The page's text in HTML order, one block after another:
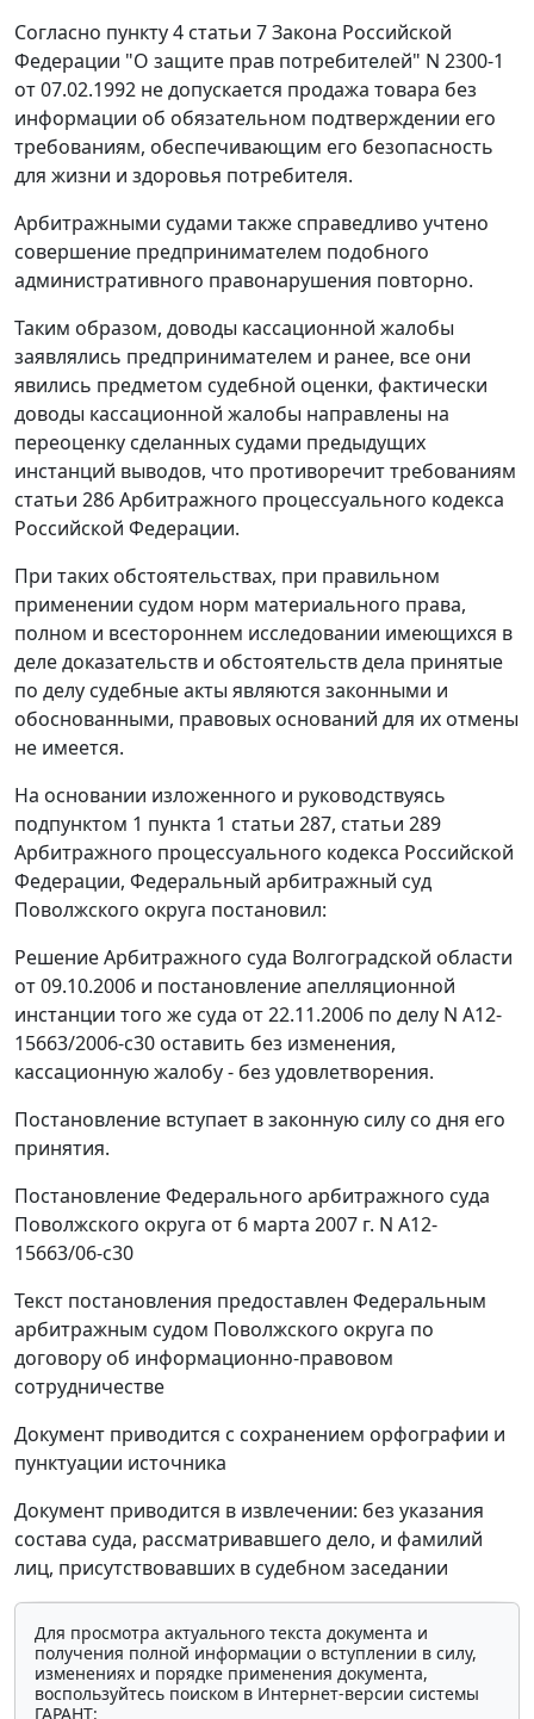
Согласно пункту 4 статьи 7 Закона Российской
Федерации "О защите прав потребителей" N 2300-1
от 07.02.1992 не допускается продажа товара без
информации об обязательном подтверждении его
требованиям, обеспечивающим его безопасность
для жизни и здоровья потребителя.
Арбитражными судами также справедливо учтено
совершение предпринимателем подобного
административного правонарушения повторно.
Таким образом, доводы кассационной жалобы
заявлялись предпринимателем и ранее, все они
явились предметом судебной оценки, фактически
доводы кассационной жалобы направлены на
переоценку сделанных судами предыдущих
инстанций выводов, что противоречит требованиям
статьи 286 Арбитражного процессуального кодекса
Российской Федерации.
При таких обстоятельствах, при правильном
применении судом норм материального права,
полном и всестороннем исследовании имеющихся в
деле доказательств и обстоятельств дела принятые
по делу судебные акты являются законными и
обоснованными, правовых оснований для их отмены
не имеется.
На основании изложенного и руководствуясь
подпунктом 1 пункта 1 статьи 287, статьи 289
Арбитражного процессуального кодекса Российской
Федерации, Федеральный арбитражный суд
Поволжского округа постановил:
Решение Арбитражного суда Волгоградской области
от 09.10.2006 и постановление апелляционной
инстанции того же суда от 22.11.2006 по делу N А12-
15663/2006-с30 оставить без изменения,
кассационную жалобу - без удовлетворения.
Постановление вступает в законную силу со дня его
принятия.
Постановление Федерального арбитражного суда
Поволжского округа от 6 марта 2007 г. N А12-
15663/06-с30
Текст постановления предоставлен Федеральным
арбитражным судом Поволжского округа по
договору об информационно-правовом
сотрудничестве
Документ приводится с сохранением орфографии и
пунктуации источника
Документ приводится в извлечении: без указания
состава суда, рассматривавшего дело, и фамилий
лиц, присутствовавших в судебном заседании
Для просмотра актуального текста документа и
получения полной информации о вступлении в силу,
изменениях и порядке применения документа,
воспользуйтесь поиском в Интернет-версии системы
ГАРАНТ: